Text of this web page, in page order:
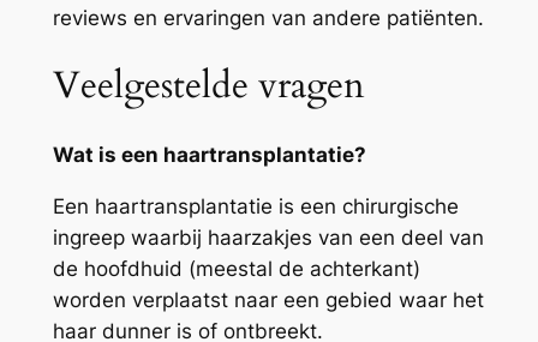
reviews en ervaringen van andere patiënten.
Veelgestelde vragen
Wat is een haartransplantatie?
Een haartransplantatie is een chirurgische
ingreep waarbij haarzakjes van een deel van
de hoofdhuid (meestal de achterkant)
worden verplaatst naar een gebied waar het
haar dunner is of ontbreekt.